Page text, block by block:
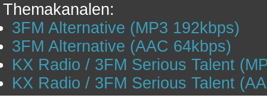
Themakanalen:
3FM Alternative (MP3 192kbps)
3FM Alternative (AAC 64kbps)
KX Radio / 3FM Serious Talent
KX Radio / 3FM Serious Talent